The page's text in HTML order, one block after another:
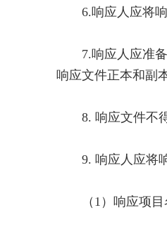
6.响应人应将响
7.响应人应准备
响应文件正本和副
8. 响应文件不得
9. 响应人应将响
（1）响应项目